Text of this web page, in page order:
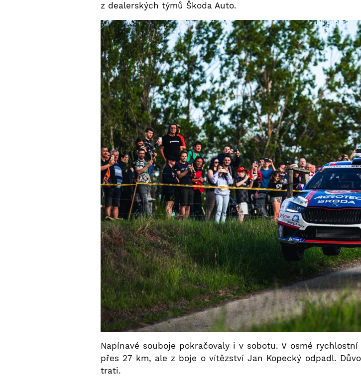
z dealerských týmů Škoda Auto.
Napínavé souboje pokračovaly i v sobotu. V osmé
přes 27 km, ale z boje o vítězství Jan Kopecký odpadl.
trati.